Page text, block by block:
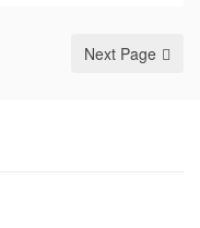
Next Page